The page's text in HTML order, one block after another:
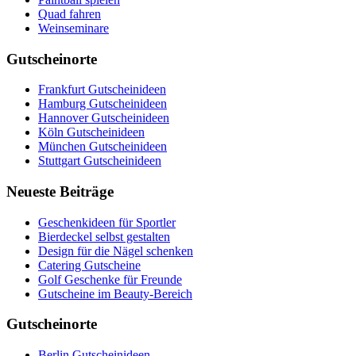
Quad fahren
Weinseminare
Gutscheinorte
Frankfurt Gutscheinideen
Hamburg Gutscheinideen
Hannover Gutscheinideen
Köln Gutscheinideen
München Gutscheinideen
Stuttgart Gutscheinideen
Neueste Beiträge
Geschenkideen für Sportler
Bierdeckel selbst gestalten
Design für die Nägel schenken
Catering Gutscheine
Golf Geschenke für Freunde
Gutscheine im Beauty-Bereich
Gutscheinorte